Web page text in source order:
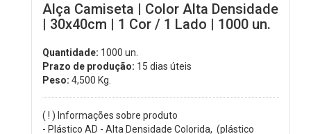
Alça Camiseta | Color Alta Densidade
| 30x40cm | 1 Cor / 1 Lado | 1000 un.
Quantidade: 1000 un.
Prazo de produção: 15 dias úteis
Peso: 4,500 Kg.
( ! ) Informações sobre produto
- Plástico AD - Alta Densidade Colorida, (plástico